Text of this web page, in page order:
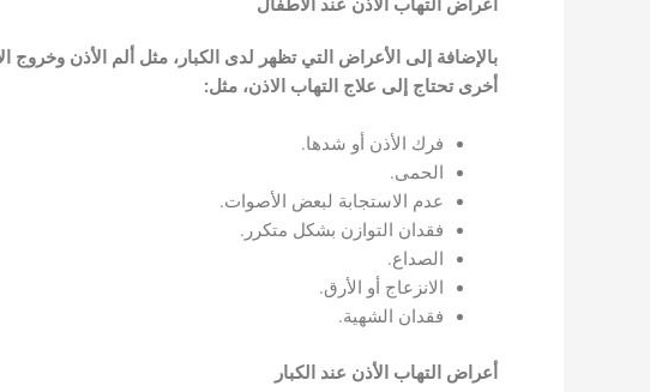
أعراض التهاب الأذن عند الأطفال
بالإضافة إلى الأعراض التي تظهر لدى الكبار، مثل ألم الأذن وخروج
أخرى تحتاج إلى علاج التهاب الاذن، مثل:
فرك الأذن أو شدها.
الحمى.
عدم الاستجابة لبعض الأصوات.
فقدان التوازن بشكل متكرر.
الصداع.
الانزعاج أو الأرق.
فقدان الشهية.
أعراض التهاب الأذن عند الكبار